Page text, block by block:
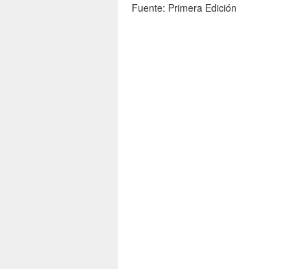
Fuente: Primera Edición